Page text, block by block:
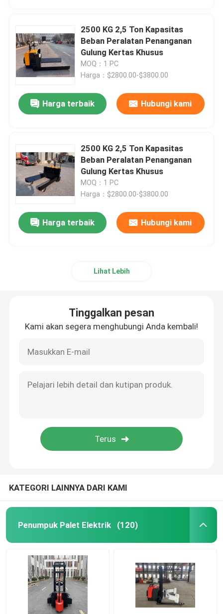
2500 KG 2,5 Ton Kapasitas
Beban Peralatan Penanganan
Gulung Kertas Khusus
MOQ：1 PC
Harga：$2800.00-$3800.00
Harga terbaik Hubungi kami
2500 KG 2,5 Ton Kapasitas
Beban Peralatan Penanganan
Gulung Kertas Khusus
MOQ：1 PC
Harga：$2800.00-$3800.00
Harga terbaik Hubungi kami
Lihat Lebih
Tinggalkan pesan
Kami akan segera menghubungi Anda kembali!
KATEGORI LAINNYA DARI KAMI
Penumpuk Palet Elektrik (120)